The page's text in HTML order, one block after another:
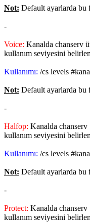
Not: Default ayarlarda
-
Voice: Kanalda chanserv
kullanım seviyesini
Kullanımı: /cs levels
Not: Default ayarlarda bu
-
Halfop: Kanalda
kullanım seviyesini
Kullanımı: /cs levels
Not: Default ayarlarda bu
-
Protect: Kanalda
kullanım seviyesini